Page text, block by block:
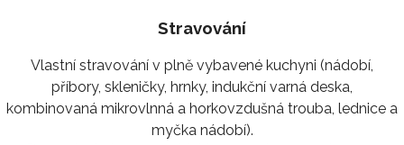
Stravování
Vlastní stravování v plně vybavené kuchyni (nádobí,
příbory, skleničky, hrnky, indukční varná deska,
kombinovaná mikrovlnná a horkovzdušná trouba, lednice a
myčka nádobí).